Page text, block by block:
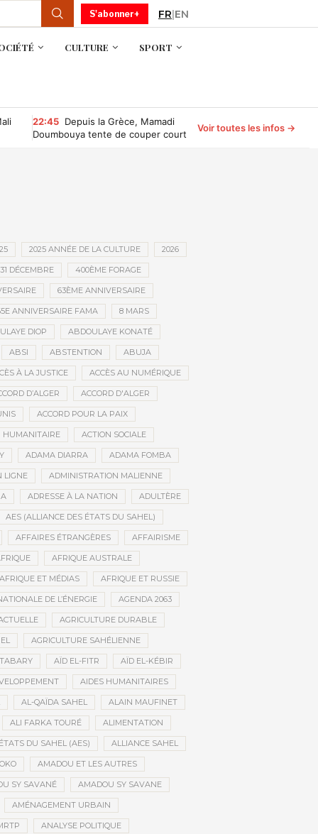
S'abonner+ FR|EN
CULTURE SPORT
22:45 Depuis la Grèce, Mamadi
Doumbouya tente de couper court
Voir toutes les infos →
2025 ANNÉE DE LA CULTURE 2026
31 DÉCEMBRE 400ÈME FORAGE
63ÈME ANNIVERSAIRE
ANNIVERSAIRE FAMA 8 MARS
DIOP ABDOULAYE KONATÉ
ABSI ABSTENTION ABUJA
À LA JUSTICE ACCÈS AU NUMÉRIQUE
D’ALGER ACCORD D'ALGER
ACCORD POUR LA PAIX
HUMANITAIRE ACTION SOCIALE
ADAMA DIARRA ADAMA FOMBA
LIGNE ADMINISTRATION MALIENNE
ADRESSE À LA NATION ADULTÈRE
AES (ALLIANCE DES ÉTATS DU SAHEL)
AFFAIRES ÉTRANGÈRES AFFAIRISME
AFRIQUE AUSTRALE
ET MÉDIAS AFRIQUE ET RUSSIE
DE L’ÉNERGIE AGENDA 2063
AGRICULTURE DURABLE
AGRICULTURE SAHÉLIENNE
AÏD EL-FITR AÏD EL-KÉBIR
AIDES HUMANITAIRES
AL-QAÏDA SAHEL ALAIN MAUFINET
ALI FARKA TOURÉ ALIMENTATION
DU SAHEL (AES) ALLIANCE SAHEL
AMADOU ET LES AUTRES
SY SAVANÉ AMADOU SY SAVANE
AMÉNAGEMENT URBAIN
ANALYSE POLITIQUE